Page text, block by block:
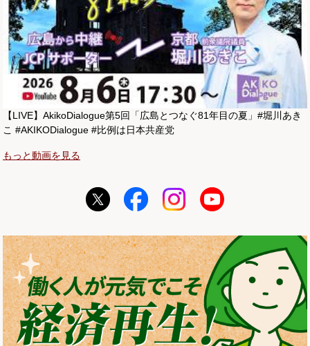
【LIVE】AkikoDialogue第5回「広島とつなぐ81年目の夏」#堀川あき
こ #AKIKODialogue #比例は日本共産党
もっと動画を見る